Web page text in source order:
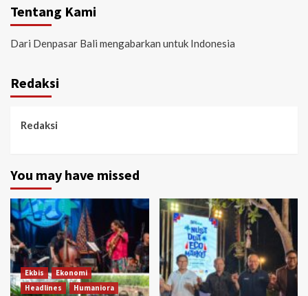
Tentang Kami
Dari Denpasar Bali mengabarkan untuk Indonesia
Redaksi
Redaksi
You may have missed
Ekbis
Ekonomi
Headlines
Humaniora